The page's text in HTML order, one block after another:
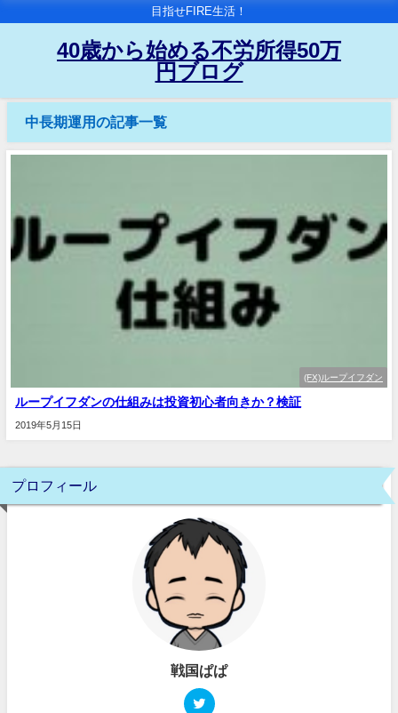
目指せFIRE生活！
40歳から始める不労所得50万
円ブログ
中長期運用の記事一覧
(FX)ループイフダン
ループイフダンの仕組みは投資初心者向きか？検証
2019年5月15日
プロフィール
戦国ぱぱ